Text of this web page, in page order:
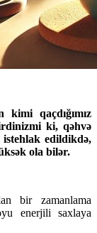
qaçdığımız
ki, qəhvə
edildikdə,
ola bilər.
bir zamanlama
enerjili saxlaya